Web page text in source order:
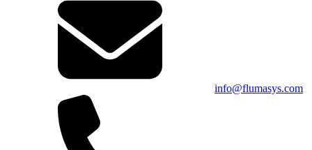
info@flumasys.com